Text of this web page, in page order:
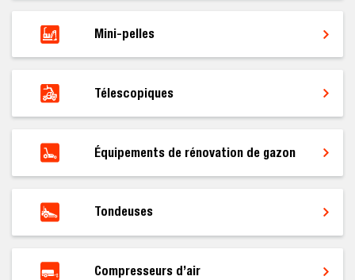
Mini-pelles
Télescopiques
Équipements de rénovation de gazon
Tondeuses
Compresseurs d’air